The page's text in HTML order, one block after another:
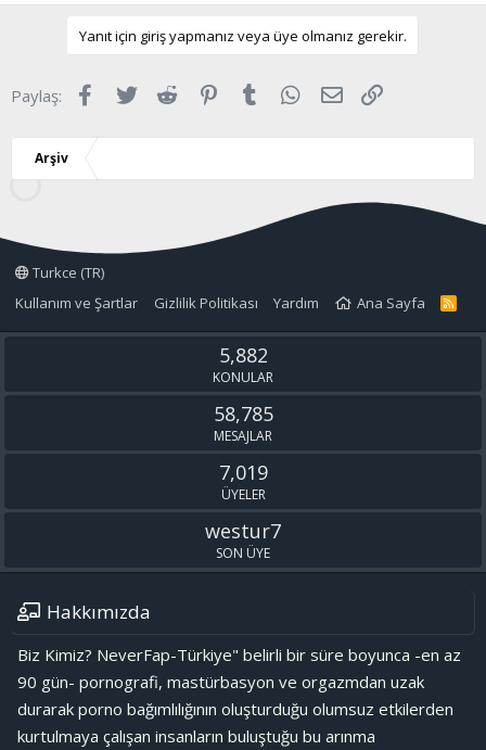
Yanıt için giriş yapmanız veya üye olmanız gerekir.
Paylaş: Facebook
Twitter Reddit Pinterest
Tumblr WhatsApp
E-posta
Arşiv
Turkce (TR)
Kullanım ve Şartlar
Gizlilik Politikası Yardım Ana Sayfa
R
S
5,882
KONULAR
58,785
MESAJLAR
7,019
ÜYELER
westur7
SON ÜYE
Hakkımızda
Biz Kimiz? NeverFap-Türkiye" belirli bir süre boyunca -en az
90 gün- pornografi, mastürbasyon ve orgazmdan uzak
durarak porno bağımlılığının oluşturduğu olumsuz etkilerden
kurtulmaya çalışan insanların buluştuğu bu arınma